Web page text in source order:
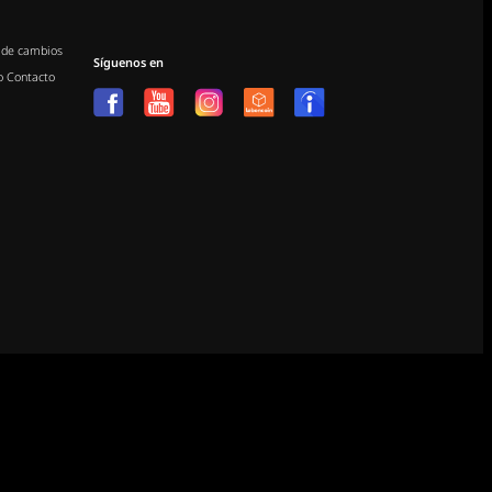
cambios
Contacto
Síguenos en